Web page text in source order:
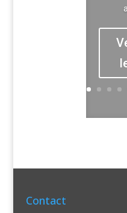
Contact